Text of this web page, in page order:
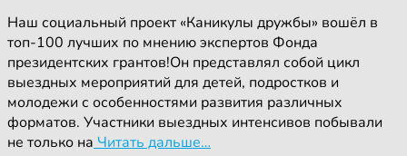
Наш социальный проект «Каникулы дружбы» вошёл в
топ-100 лучших по мнению экспертов Фонда
президентских грантов!Он представлял собой цикл
выездных мероприятий для детей, подростков и
молодежи с особенностями развития различных
форматов. Участники выездных интенсивов побывали
не только на Читать дальше…